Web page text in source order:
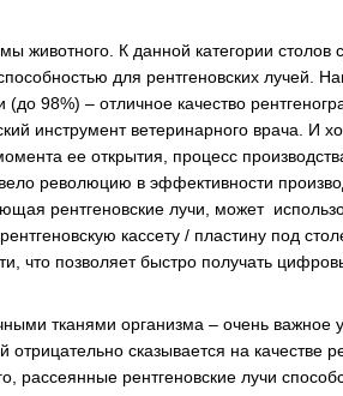
животного. К данной категории
для рентгеновских лучей.
98%) – отличное качество
инструмент ветеринарного врача. И
ее открытия, процесс
революцию в эффективности
рентгеновские лучи, может
кассету / пластину под
что позволяет быстро получать
тканями организма – очень важное
сказывается на качестве
рассеянные рентгеновские лучи